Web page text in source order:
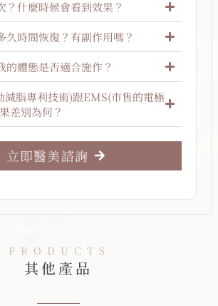
？什麼時候會看到效果？
久時間恢復？有副作用嗎？
的體態是否適合施作？
脂專利技術)跟EMS(市售的電極
差別為何？
立即醫美諮詢
PRODUCTS
其他產品